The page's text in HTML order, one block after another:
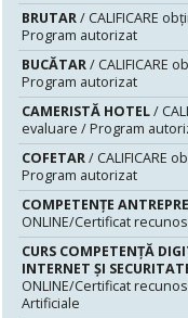
BRUTAR/ CALIFICARE
Program autorizat
BUCĂTAR/ CALIFICARE
Program autorizat
CAMERISTĂ HOTEL/
evaluare / Program
COFETAR/ CALIFICARE
Program autorizat
COMPETENȚE
ONLINE/Certificat
CURS COMPETENŢĂ
INTERNET ŞI
ONLINE/Certificat
Artificiale